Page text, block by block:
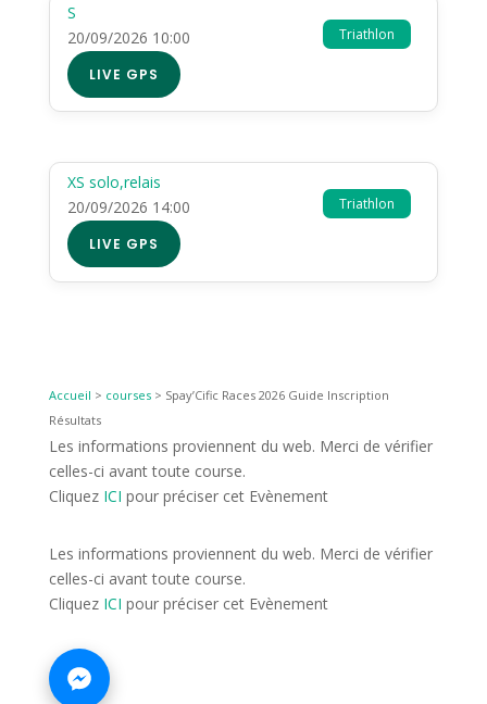
Triathlon
S
20/09/2026 10:00
LIVE GPS
Triathlon
XS solo,relais
20/09/2026 14:00
LIVE GPS
Accueil > courses> Spay’Cific Races 2026 Guide Inscription
Résultats
Les informations proviennent du web. Merci de vérifier
celles-ci avant toute course.
Cliquez ICI pour préciser cet Evènement
Les informations proviennent du web. Merci de vérifier
celles-ci avant toute course.
Cliquez ICI pour préciser cet Evènement